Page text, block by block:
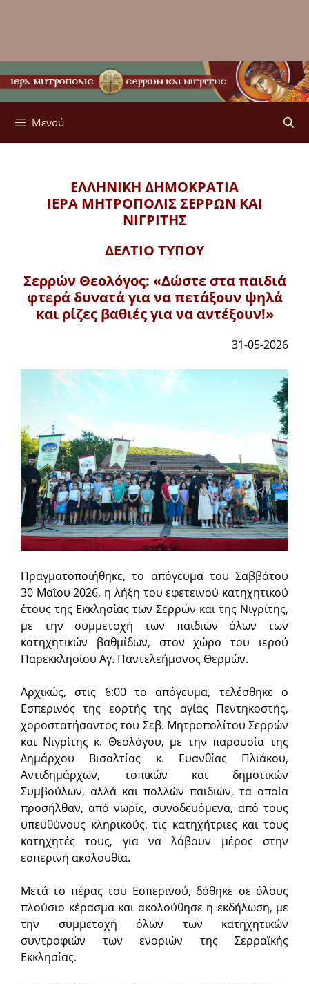
Μενού
ΕΛΛΗΝΙΚΗ ΔΗΜΟΚΡΑΤΙΑ
ΙΕΡΑ ΜΗΤΡΟΠΟΛΙΣΣΕΡΡΩΝ ΚΑΙ
ΝΙΓΡΙΤΗΣ
ΔΕΛΤΙΟ ΤΥΠΟΥ
Σερρών Θεολόγος: «Δώστε στα παιδιά
φτερά δυνατά για να πετάξουν ψηλά
και ρίζες βαθιές για να αντέξουν!»
31-05-2026
Πραγματοποιήθηκε, το απόγευμα του Σαββάτου
30 Μαΐου 2026, η λήξη του εφετεινού κατηχητικού
έτους της Εκκλησίας των Σερρών και της Νιγρίτης,
με την συμμετοχή των παιδιών όλων των
κατηχητικών βαθμίδων, στον χώρο του ιερού
Παρεκκλησίου Αγ. Παντελεήμονος Θερμών.
Αρχικώς, στις 6:00 το απόγευμα, τελέσθηκε ο
Εσπερινός της εορτής της αγίας Πεντηκοστής,
χοροστατήσαντος του Σεβ. Μητροπολίτου Σερρών
και Νιγρίτης κ. Θεολόγου, με την παρουσία της
Δημάρχου Βισαλτίας κ. Ευανθίας Πλιάκου,
Αντιδημάρχων, τοπικών και δημοτικών
Συμβούλων, αλλά και πολλών παιδιών, τα οποία
προσήλθαν, από νωρίς, συνοδευόμενα, από τους
υπευθύνους κληρικούς, τις κατηχήτριες και τους
κατηχητές τους, για να λάβουν μέρος στην
εσπερινή ακολουθία.
Μετά το πέρας του Εσπερινού, δόθηκε σε όλους
πλούσιο κέρασμα και ακολούθησε η εκδήλωση, με
την συμμετοχή όλων των κατηχητικών
συντροφιών των ενοριών της Σερραϊκής
Εκκλησίας.